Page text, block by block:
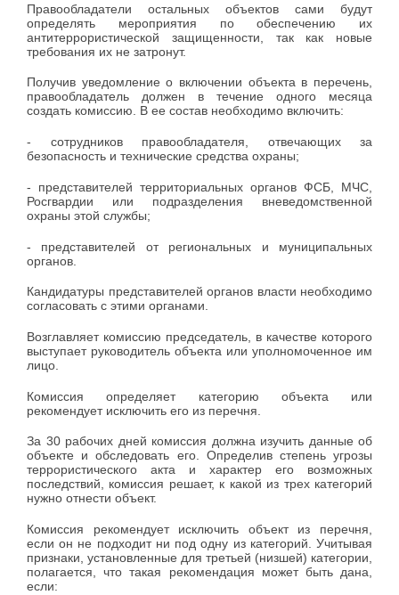
Правообладатели остальных объектов сами будут
определять мероприятия по обеспечению их
антитеррористической защищенности, так как новые
требования их не затронут.
Получив уведомление о включении объекта в перечень,
правообладатель должен в течение одного месяца
создать комиссию. В ее состав необходимо включить:
- сотрудников правообладателя, отвечающих за
безопасность и технические средства охраны;
- представителей территориальных органов ФСБ, МЧС,
Росгвардии или подразделения вневедомственной
охраны этой службы;
- представителей от региональных и муниципальных
органов.
Кандидатуры представителей органов власти необходимо
согласовать с этими органами.
Возглавляет комиссию председатель, в качестве которого
выступает руководитель объекта или уполномоченное им
лицо.
Комиссия определяет категорию объекта или
рекомендует исключить его из перечня.
За 30 рабочих дней комиссия должна изучить данные об
объекте и обследовать его. Определив степень угрозы
террористического акта и характер его возможных
последствий, комиссия решает, к какой из трех категорий
нужно отнести объект.
Комиссия рекомендует исключить объект из перечня,
если он не подходит ни под одну из категорий. Учитывая
признаки, установленные для третьей (низшей) категории,
полагается, что такая рекомендация может быть дана,
если: